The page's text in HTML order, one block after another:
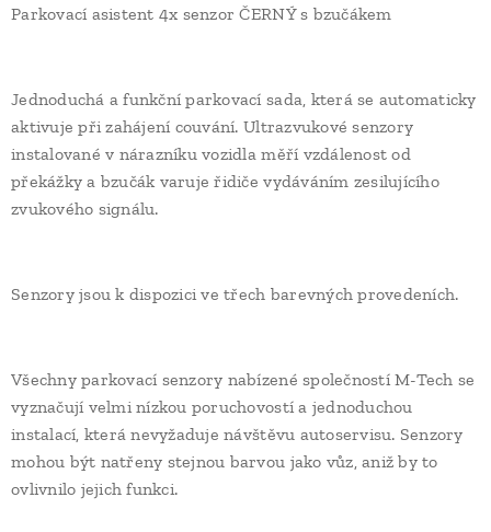
Parkovací asistent 4x senzor ČERNÝ s bzučákem
Jednoduchá a funkční parkovací sada, která se automaticky
aktivuje při zahájení couvání. Ultrazvukové senzory
instalované v nárazníku vozidla měří vzdálenost od
překážky a bzučák varuje řidiče vydáváním zesilujícího
zvukového signálu.
Senzory jsou k dispozici ve třech barevných provedeních.
Všechny parkovací senzory nabízené společností M-Tech se
vyznačují velmi nízkou poruchovostí a jednoduchou
instalací, která nevyžaduje návštěvu autoservisu. Senzory
mohou být natřeny stejnou barvou jako vůz, aniž by to
ovlivnilo jejich funkci.